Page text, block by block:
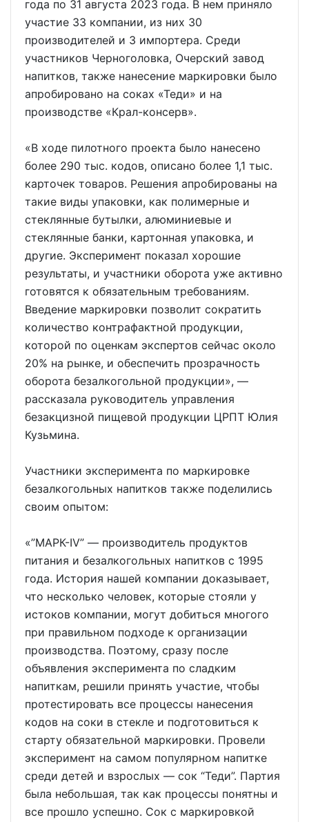
года по 31 августа 2023 года. В нем приняло
участие 33 компании, из них 30
производителей и 3 импортера. Среди
участников Черноголовка, Очерский завод
напитков, также нанесение маркировки было
апробировано на соках «Теди» и на
производстве «Крал-консерв».
«В ходе пилотного проекта было нанесено
более 290 тыс. кодов, описано более 1,1 тыс.
карточек товаров. Решения апробированы на
такие виды упаковки, как полимерные и
стеклянные бутылки, алюминиевые и
стеклянные банки, картонная упаковка, и
другие. Эксперимент показал хорошие
результаты, и участники оборота уже активно
готовятся к обязательным требованиям.
Введение маркировки позволит сократить
количество контрафактной продукции,
которой по оценкам экспертов сейчас около
20% на рынке, и обеспечить прозрачность
оборота безалкогольной продукции», —
рассказала руководитель управления
безакцизной пищевой продукции ЦРПТ Юлия
Кузьмина.
Участники эксперимента по маркировке
безалкогольных напитков также поделились
своим опытом:
«”МАРК-IV” — производитель продуктов
питания и безалкогольных напитков с 1995
года. История нашей компании доказывает,
что несколько человек, которые стояли у
истоков компании, могут добиться многого
при правильном подходе к организации
производства. Поэтому, сразу после
объявления эксперимента по сладким
напиткам, решили принять участие, чтобы
протестировать все процессы нанесения
кодов на соки в стекле и подготовиться к
старту обязательной маркировки. Провели
эксперимент на самом популярном напитке
среди детей и взрослых — сок “Теди”. Партия
была небольшая, так как процессы понятны и
все прошло успешно. Сок с маркировкой